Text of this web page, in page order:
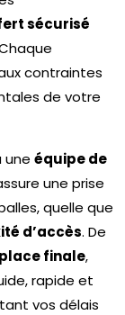
sécurisé
contraintes
de votre
uneéquipe de
une prise
quelle que
d’accès. De
finale,
rapide et
vos délais